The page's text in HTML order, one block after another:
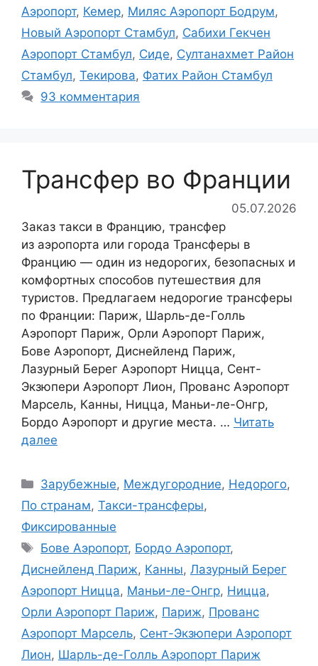
Аэропорт, Кемер, Миляс Аэропорт Бодрум,
Новый Аэропорт Стамбул, Сабихи Гекчен
Аэропорт Стамбул, Сиде, Султанахмет Район
Стамбул, Текирова, Фатих Район Стамбул
93 комментария
Трансфер во Франции
05.07.2026
Заказ такси в Францию, трансфер
из аэропорта или города Трансферы в
Францию — один из недорогих, безопасных и
комфортных способов путешествия для
туристов. Предлагаем недорогие трансферы
по Франции: Париж, Шарль-де-Голль
Аэропорт Париж, Орли Аэропорт Париж,
Бове Аэропорт, Диснейленд Париж,
Лазурный Берег Аэропорт Ницца, Сент-
Экзюпери Аэропорт Лион, Прованс Аэропорт
Марсель, Канны, Ницца, Маньи-ле-Онгр,
Бордо Аэропорт и другие места. … Читать
далее
Рубрики
Зарубежные, Междугородние, Недорого,
По странам, Такси-трансферы,
Фиксированные
Метки
Бове Аэропорт, Бордо Аэропорт,
Диснейленд Париж, Канны, Лазурный Берег
Аэропорт Ницца, Маньи-ле-Онгр, Ницца,
Орли Аэропорт Париж, Париж, Прованс
Аэропорт Марсель, Сент-Экзюпери Аэропорт
Лион, Шарль-де-Голль Аэропорт Париж